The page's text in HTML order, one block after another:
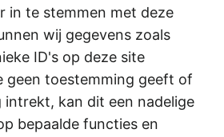
in te stemmen met deze
wij gegevens zoals
ID's op deze site
geen toestemming geeft of
intrekt, kan dit een nadelige
bepaalde functies en